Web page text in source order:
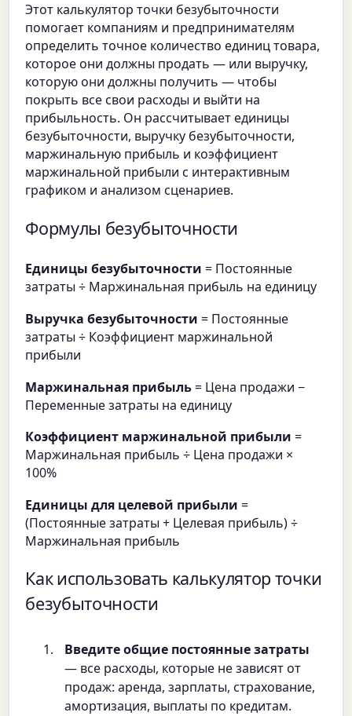
Этот калькулятор точки безубыточности
помогает компаниям и предпринимателям
определить точное количество единиц товара,
которое они должны продать — или выручку,
которую они должны получить — чтобы
покрыть все свои расходы и выйти на
прибыльность. Он рассчитывает единицы
безубыточности, выручку безубыточности,
маржинальную прибыль и коэффициент
маржинальной прибыли с интерактивным
графиком и анализом сценариев.
Формулы безубыточности
Единицы безубыточности = Постоянные
затраты ÷ Маржинальная прибыль на единицу
Выручка безубыточности = Постоянные
затраты ÷ Коэффициент маржинальной
прибыли
Маржинальная прибыль= Цена продажи −
Переменные затраты на единицу
Коэффициент маржинальной прибыли =
Маржинальная прибыль ÷ Цена продажи ×
100%
Единицы для целевой прибыли =
(Постоянные затраты + Целевая прибыль) ÷
Маржинальная прибыль
Как использовать калькулятор точки
безубыточности
Введите общие постоянные затраты
— все расходы, которые не зависят от
продаж: аренда, зарплаты, страхование,
амортизация, выплаты по кредитам.